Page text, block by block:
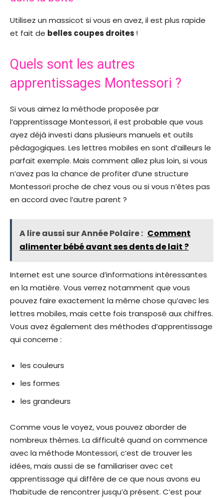
Utilisez un massicot si vous en avez, il est plus rapide
et fait de belles coupes droites !
Quels sont les autres
apprentissages Montessori ?
Si vous aimez la méthode proposée par
l’apprentissage Montessori, il est probable que vous
ayez déjà investi dans plusieurs manuels et outils
pédagogiques. Les lettres mobiles en sont d’ailleurs le
parfait exemple. Mais comment allez plus loin, si vous
n’avez pas la chance de profiter d’une structure
Montessori proche de chez vous ou si vous n’êtes pas
en accord avec l’autre parent ?
A lire aussi sur Année Polaire : Comment
alimenter bébé avant ses dents de lait ?
Internet est une source d’informations intéressantes
en la matière. Vous verrez notamment que vous
pouvez faire exactement la même chose qu’avec les
lettres mobiles, mais cette fois transposé aux chiffres.
Vous avez également des méthodes d’apprentissage
qui concerne :
les couleurs
les formes
les grandeurs
Comme vous le voyez, vous pouvez aborder de
nombreux thèmes. La difficulté quand on commence
avec la méthode Montessori, c’est de trouver les
idées, mais aussi de se familiariser avec cet
apprentissage qui diffère de ce que nous avons eu
l’habitude de rencontrer jusqu’à présent. C’est pour